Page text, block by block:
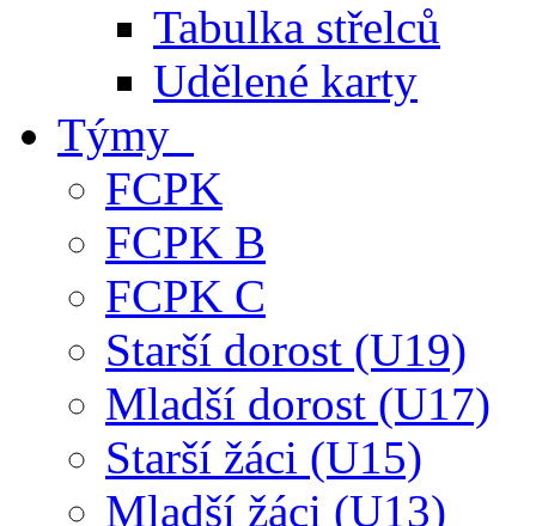
Tabulka střelců
Udělené karty
Týmy
FCPK
FCPK B
FCPK C
Starší dorost (U19)
Mladší dorost (U17)
Starší žáci (U15)
Mladší žáci (U13)